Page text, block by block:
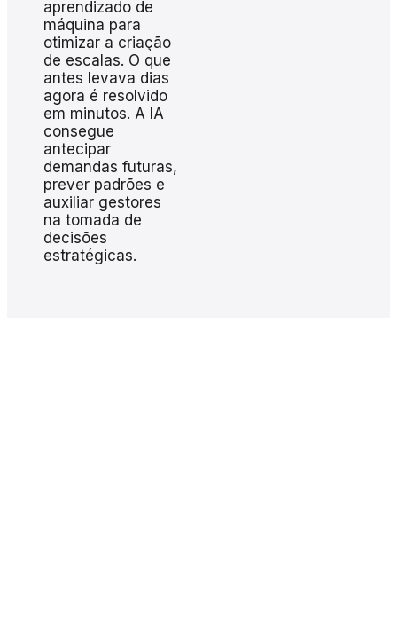
aprendizado de
máquina para
otimizar a criação
de escalas. O que
antes levava dias
agora é resolvido
em minutos. A IA
consegue
antecipar
demandas futuras,
prever padrões e
auxiliar gestores
na tomada de
decisões
estratégicas.